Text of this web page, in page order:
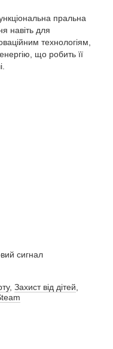
пральна
навіть для
технологіям,
що робить її
сигнал
, Захист від дітей,